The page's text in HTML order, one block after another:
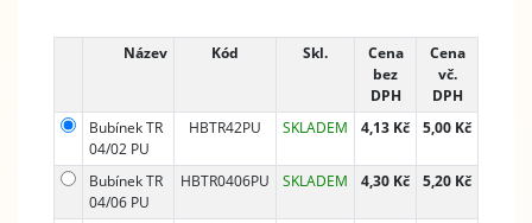
Název Kód Skl.
Cena
bez
DPH
Cena
vč.
DPH
Bubínek TR
04/02 PU
HBTR42PU SKLADEM 4,13 Kč 5,00 Kč
Bubínek TR
04/06 PU
HBTR0406PU SKLADEM 4,30 Kč 5,20 Kč